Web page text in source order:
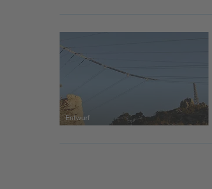
Entwurf